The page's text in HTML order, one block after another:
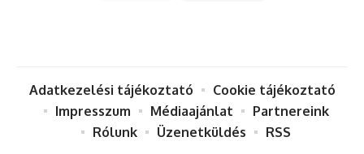
Adatkezelési tájékoztató
Cookie tájékoztató
Impresszum
Médiaajánlat
Partnereink
Rólunk
Üzenetküldés RSS